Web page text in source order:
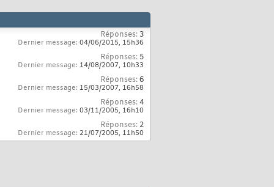
Réponses: 3
Dernier message: 04/06/2015, 15h36
Réponses: 5
Dernier message: 14/08/2007, 10h33
Réponses:6
Dernier message: 15/03/2007, 16h58
Réponses:4
Dernier message: 03/11/2005, 16h10
Réponses: 2
Dernier message: 21/07/2005, 11h50